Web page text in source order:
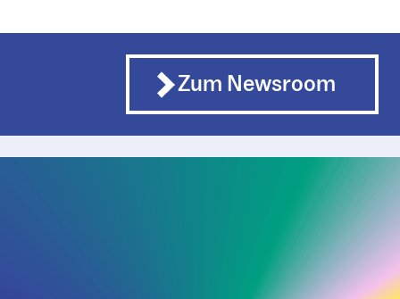
Zum Newsroom